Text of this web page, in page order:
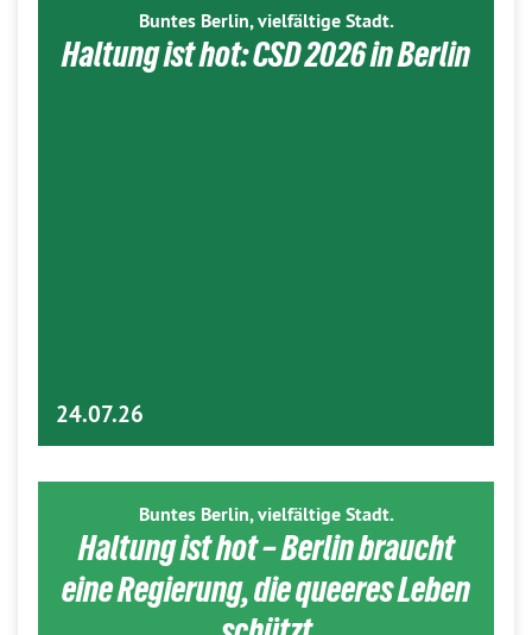
Buntes Berlin, vielfältige Stadt.
Haltung ist hot: CSD 2026 in Berlin
24.07.26
Buntes Berlin, vielfältige Stadt.
Haltung ist hot – Berlin braucht
eine Regierung, die queeres Leben